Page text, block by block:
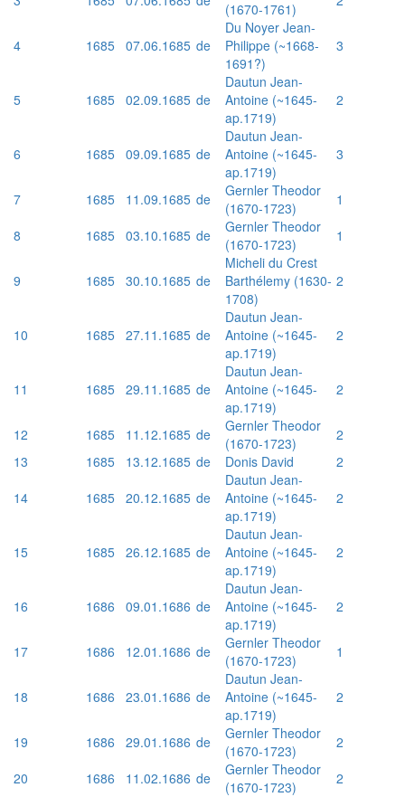
(1670-1761)
4 1685 07.06.1685 de
Du Noyer Jean-
Philippe (~1668-
1691?)
3
5 1685 02.09.1685 de
Dautun Jean-
Antoine (~1645-
ap.1719)
2
6 1685 09.09.1685 de
Dautun Jean-
Antoine (~1645-
ap.1719)
3
7 1685 11.09.1685 de
Gernler Theodor
(1670-1723)
1
8
1685 03.10.1685 de
Gernler Theodor
(1670-1723)
1
9 1685 30.10.1685 de
Micheli du Crest
Barthélemy (1630-
1708)
2
10 1685 27.11.1685 de
Dautun Jean-
Antoine (~1645-
ap.1719)
2
11 1685 29.11.1685 de
Dautun Jean-
Antoine (~1645-
ap.1719)
2
12 1685 11.12.1685 de
Gernler Theodor
(1670-1723)
2
13
1685 13.12.1685 de Donis David
2
14
1685 20.12.1685 de
Dautun Jean-
Antoine (~1645-
ap.1719)
2
15 1685 26.12.1685 de
Dautun Jean-
Antoine (~1645-
ap.1719)
2
16 1686 09.01.1686 de
Dautun Jean-
Antoine (~1645-
ap.1719)
2
17 1686 12.01.1686 de
Gernler Theodor
(1670-1723)
1
18 1686 23.01.1686 de
Dautun Jean-
Antoine (~1645-
ap.1719)
2
19 1686 29.01.1686 de
Gernler Theodor
(1670-1723)
2
20
1686 11.02.1686 de
Gernler Theodor
(1670-1723)
2